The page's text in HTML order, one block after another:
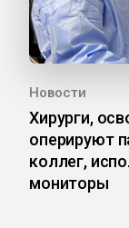
Новости
Хирурги,
оперируют
коллег,
мониторы